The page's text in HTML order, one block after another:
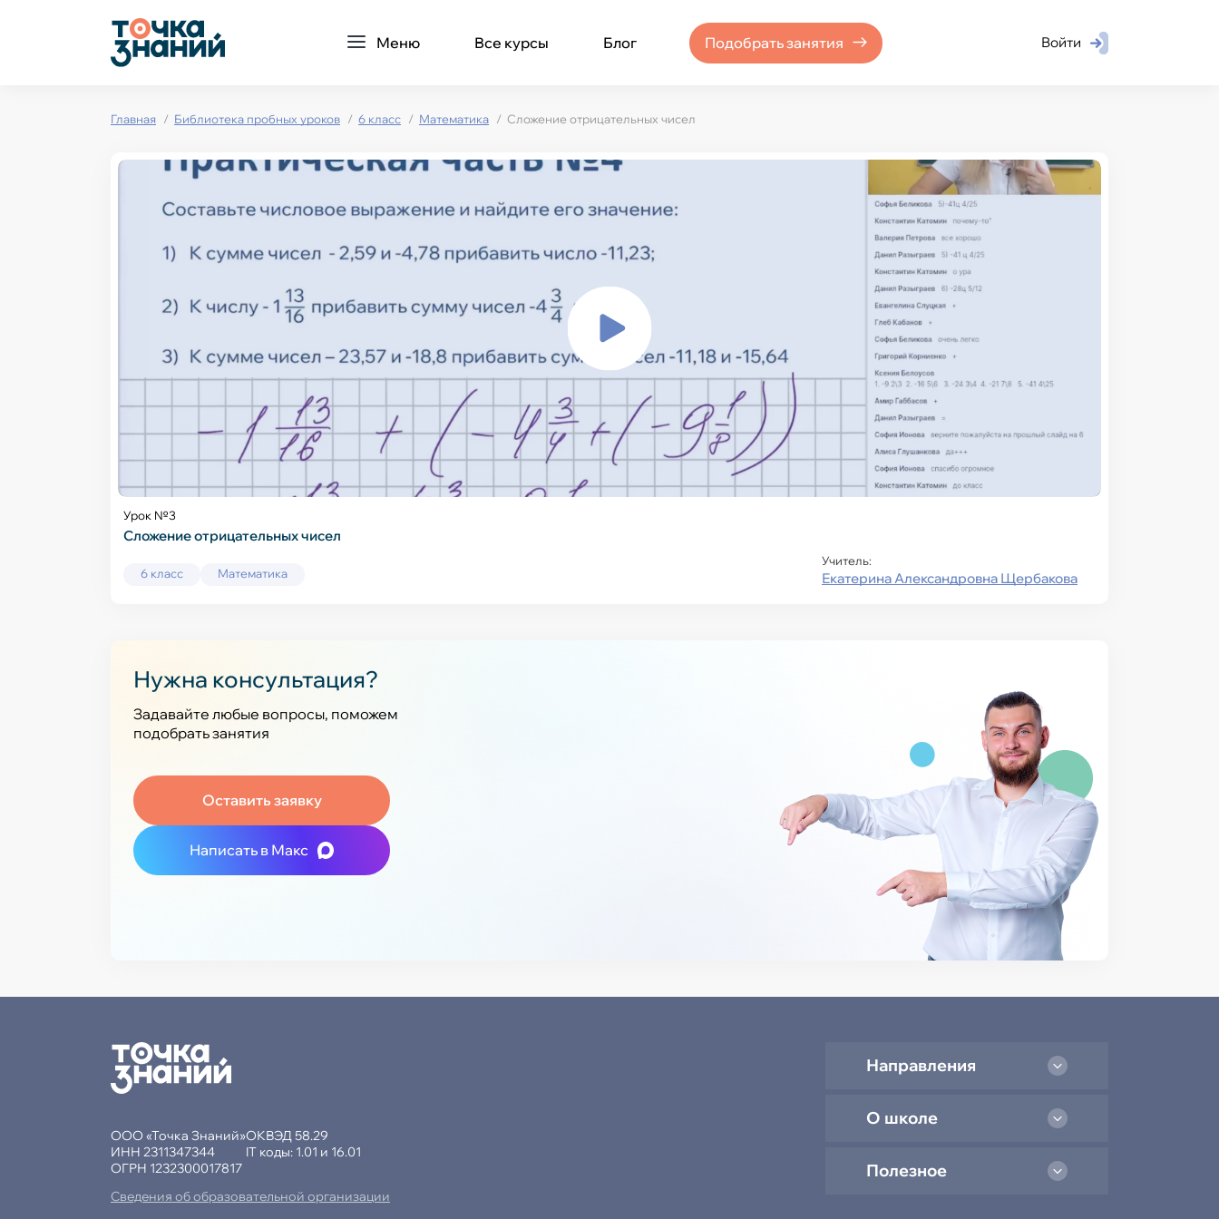
Меню Все курсы Блог Подобрать занятия Войти
Главная Библиотека пробных уроков 6 класс Математика Сложение отрицательных чисел
Урок №3
Сложение отрицательных чисел
6 класс Математика
Учитель:
Екатерина Александровна Щербакова
Нужна консультация?
Задавайте любые вопросы, поможем
подобрать занятия
Оставить заявку
Написать в Макс
ООО «Точка Знаний»
ИНН 2311347344
ОГРН 1232300017817
ОКВЭД 58.29
IT коды: 1.01 и 16.01
Сведения об образовательной организации
Направления
О школе
Полезное